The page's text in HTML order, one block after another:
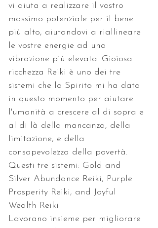
vi aiuta a realizzare il vostro
massimo potenziale per il bene
più alto, aiutandovi a riallineare
le vostre energie ad una
vibrazione più elevata. Gioiosa
ricchezza Reiki è uno dei tre
sistemi che lo Spirito mi ha dato
in questo momento per aiutare
l'umanità a crescere al di sopra e
al di là della mancanza, della
limitazione, e della
consapevolezza della povertà.
Questi tre sistemi: Gold and
Silver Abundance Reiki, Purple
Prosperity Reiki, and Joyful
Wealth Reiki
Lavorano insieme per migliorare